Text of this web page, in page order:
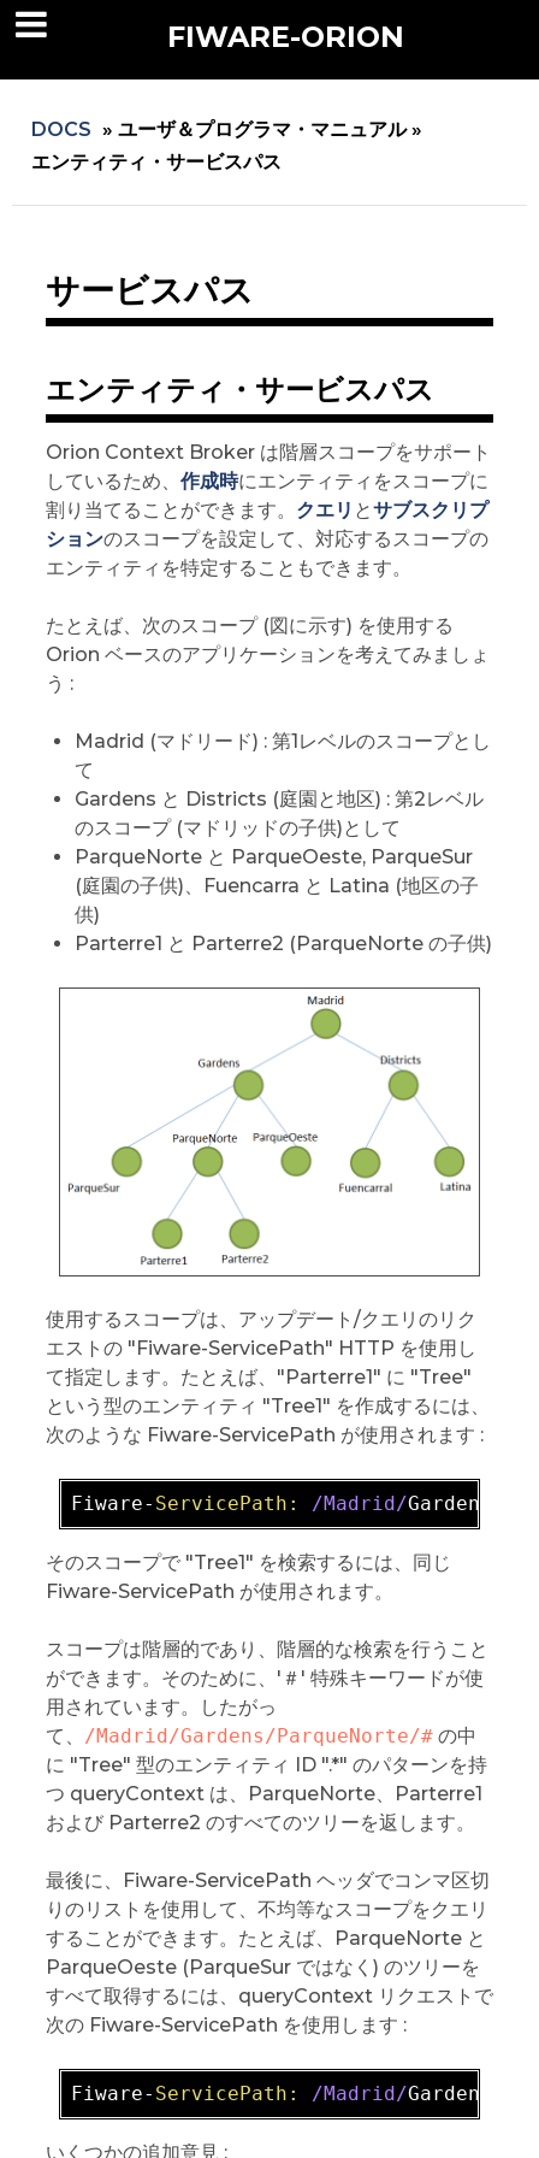
FIWARE-ORION
DOCS » ユーザ＆プログラマ・マニュアル »
エンティティ・サービスパス
サービスパス
エンティティ・サービスパス
Orion Context Broker は階層スコープをサポート
しているため、 作成時にエンティティをスコープに
割り当てることができます。 クエリ とサブスクリプ
ションのスコープを設定して、対応するスコープの
エンティティを特定することもできます。
たとえば、次のスコープ (図に示す) を使用する
Orion ベースのアプリケーションを考えてみましょ
う :
Madrid (マドリード) : 第1レベルのスコープとし
て
Gardens と Districts (庭園と地区) : 第2レベル
のスコープ (マドリッドの子供)として
ParqueNorte と ParqueOeste, ParqueSur
(庭園の子供)、Fuencarra と Latina (地区の子
供)
Parterre1 と Parterre2 (ParqueNorte の子供)
使用するスコープは、アップデート/クエリのリク
エストの "Fiware-ServicePath" HTTP を使用し
て指定します。たとえば、"Parterre1" に "Tree"
という型のエンティティ "Tree1" を作成するには、
次のような Fiware-ServicePath が使用されます :
Fiware- ServicePath: /Madrid/Gardens
そのスコープで "Tree1" を検索するには、同じ
Fiware-ServicePath が使用されます。
スコープは階層的であり、階層的な検索を行うこと
ができます。そのために、'＃' 特殊キーワードが使
用されています。したがっ
て、 /Madrid/Gardens/ParqueNorte/#の中
に "Tree" 型のエンティティ ID ".*" のパターンを持
つ queryContext は、ParqueNorte、Parterre1
および Parterre2 のすべてのツリーを返します。
最後に、Fiware-ServicePath ヘッダでコンマ区切
りのリストを使用して、不均等なスコープをクエリ
することができます。たとえば、ParqueNorte と
ParqueOeste (ParqueSur ではなく) のツリーを
すべて取得するには、queryContext リクエストで
次の Fiware-ServicePath を使用します :
Fiware- ServicePath: /Madrid/Gardens
いくつかの追加意見 :